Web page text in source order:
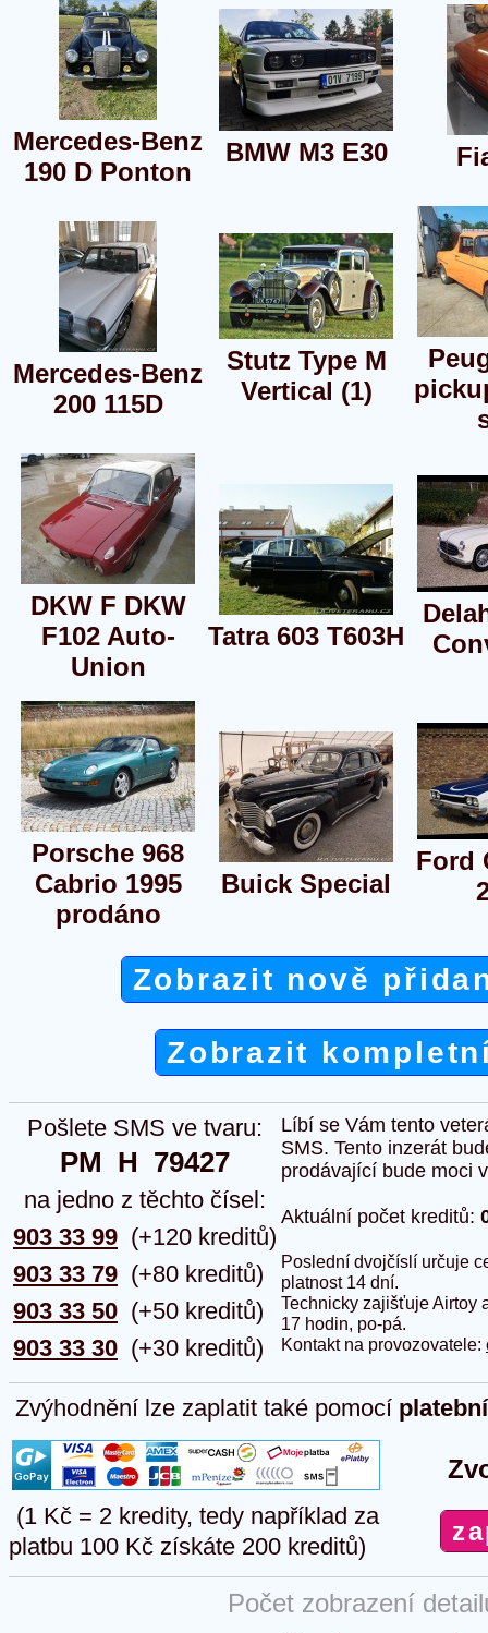
Mercedes-Benz
190 D Ponton
BMW M3 E30
Mercedes-Benz
200 115D
Stutz Type M
Vertical (1)
DKW F DKW
F102 Auto-
Union
Tatra 603 T603H
Porsche 968
Cabrio 1995
prodáno
Buick Special
Ford
Zobrazit nově
Zobrazit
Pošlete SMS ve tvaru:
PM  H  79427
na jedno z těchto čísel:
903 33 99
903 33 79
903 33 50
903 33 30
(+120 kreditů)
(+80 kreditů)
(+50 kreditů)
(+30 kreditů)
Líbí se Vám tento
SMS. Tento inzerát
prodávající bude moci
Aktuální počet kreditů:
Poslední dvojčíslí určuje
platnost 14 dní.
Technicky zajišťuje Airtoy
17 hodin, po-pá.
Kontakt na provozovatele:
Zvýhodnění lze zaplatit také pomocí
(1 Kč = 2 kredity, tedy například za
platbu 100 Kč získáte 200 kreditů)
Počet zobrazení